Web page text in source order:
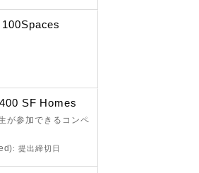
SF Homes
が参加できるコンペ
: 提出締切日